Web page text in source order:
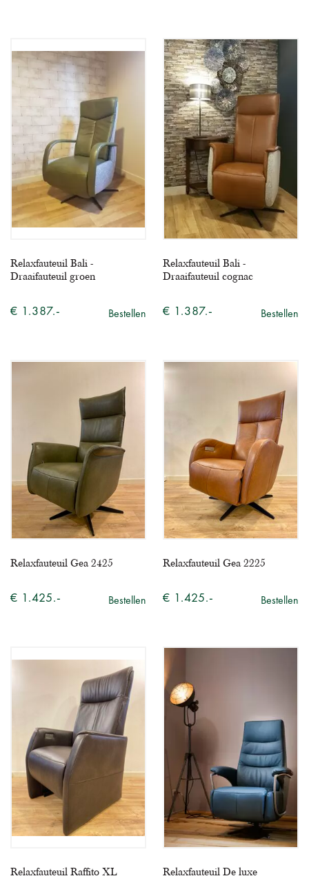
Relaxfauteuil Bali -
Draaifauteuil groen
€ 1.387.- Bestellen
Relaxfauteuil Bali -
Draaifauteuil cognac
€ 1.387.- Bestellen
Relaxfauteuil Gea 2425
€ 1.425.- Bestellen
Relaxfauteuil Gea 2225
€ 1.425.- Bestellen
Relaxfauteuil Raffito XL Relaxfauteuil De luxe